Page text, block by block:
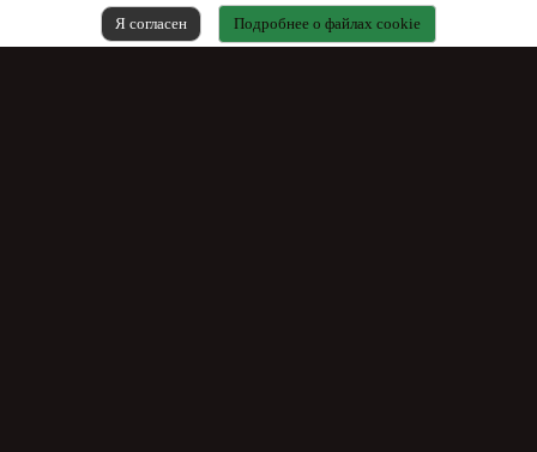
Я согласен
Подробнее о файлах cookie